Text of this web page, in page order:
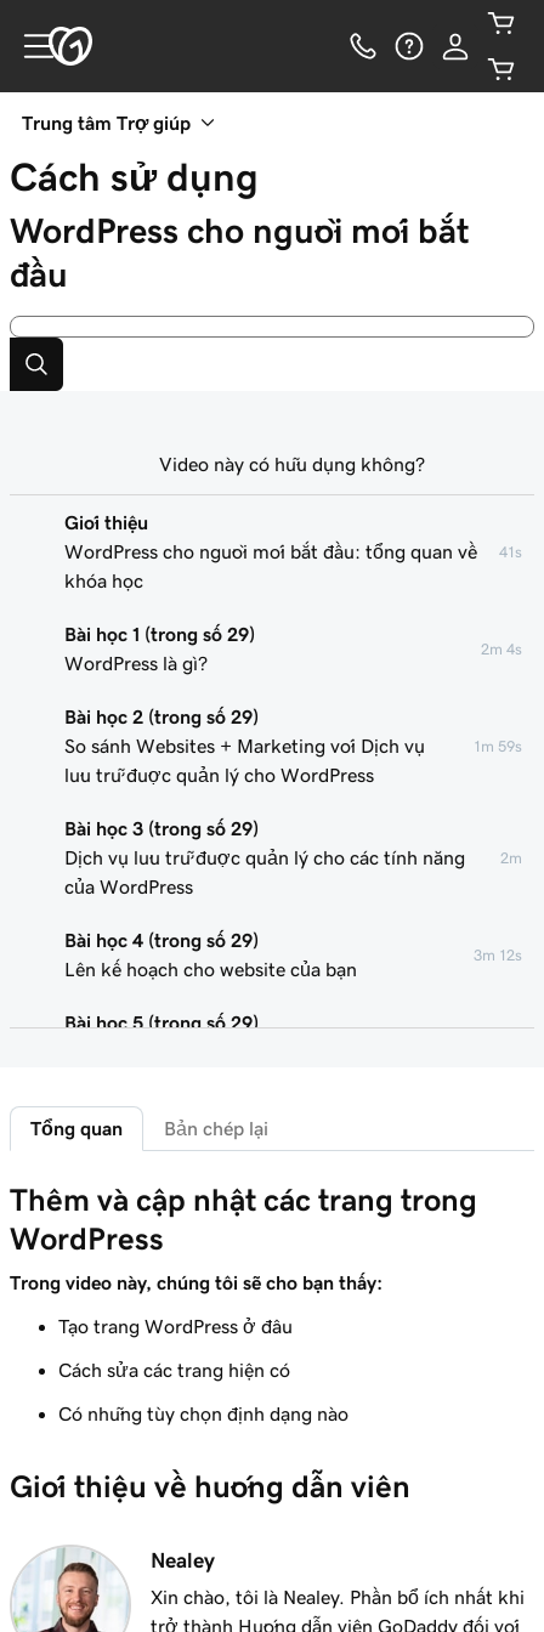
Trung tâm Trợ giúp
Cách sử dụng
WordPress cho người mới bắt
đầu
Giới thiệu
WordPress cho người mới bắt đầu: tổng quan về
khóa học
41s
Bài học 1 (trong số 29)
WordPress là gì?
2m 4s
Bài học 2 (trong số 29)
So sánh Websites + Marketing với Dịch vụ
lưu trữ được quản lý cho WordPress
1m 59s
Bài học 3 (trong số 29)
Dịch vụ lưu trữ được quản lý cho các tính năng
của WordPress
2m
Bài học 4 (trong số 29)
Lên kế hoạch cho website của bạn
3m 12s
Bài học 5 (trong số 29)
Bài học 6 (trong số 29)
được quản lý cho website WordPress
Bài học 7 (trong số 29)
Các tính năng của bảng điều khiển quản trị
Bài học 8 (trong số 29)
Thêm trang vào menu điều hướng của tôi
trong WordPress
Bài học 9 (trong số 29)
Sử dụng trình soạn thảo khối WordPress
Bài học 10 (trong số 29)
Sử dụng tùy biến WordPress
Video này có hữu dụng không?
Tổng quan Bản chép lại
Thêm và cập nhật các trang trong
WordPress
Trong video này, chúng tôi sẽ cho bạn thấy:
Tạo trang WordPress ở đâu
Cách sửa các trang hiện có
Có những tùy chọn định dạng nào
Giới thiệu về hướng dẫn viên
Nealey
Xin chào, tôi là Nealey. Phần bổ ích nhất khi
trở thành Hướng dẫn viên GoDaddy đối với